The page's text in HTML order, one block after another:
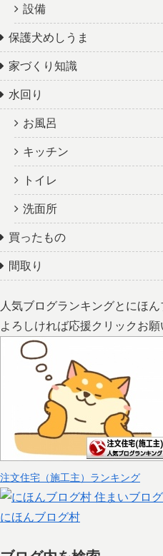
設備
保護犬めしうま
家づくり知識
水回り
お風呂
キッチン
トイレ
洗面所
買ったもの
間取り
人気ブログランキングとにほ
よろしければ応援クリックお願
注文住宅（施工主）ランキング
にほんブログ村